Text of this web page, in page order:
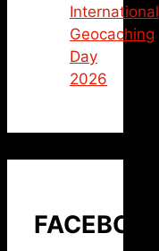
International
Geocaching
Day
2026
FACEBOOK